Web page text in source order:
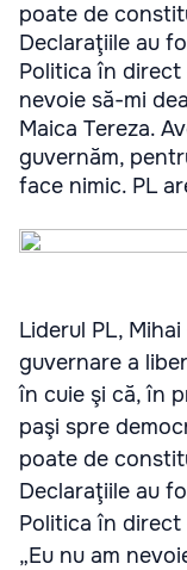
poate de
Declaraţiile au
Politica în direct
nevoie să-mi
Maica Tereza.
guvernăm,
face nimic. PL
Liderul PL,
guvernare a
în cuie şi că, în
paşi spre
poate de
Declaraţiile au
Politica în direct
„Eu nu am